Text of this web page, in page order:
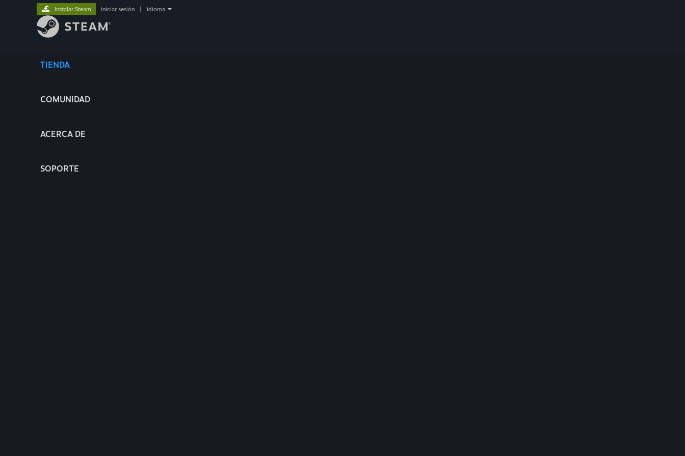
TIENDA
COMUNIDAD
ACERCA DE
SOPORTE
Instalar Steam iniciar sesión idioma